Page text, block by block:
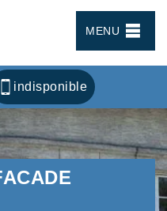
MENU
indisponible